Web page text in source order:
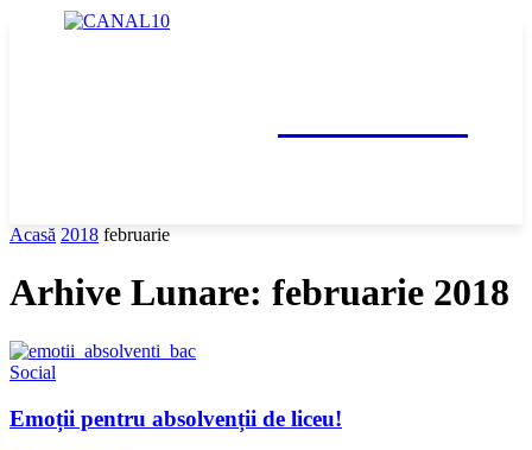
Acasă 2018 februarie
Arhive Lunare: februarie 2018
Social
Emoții pentru absolvenții de liceu!